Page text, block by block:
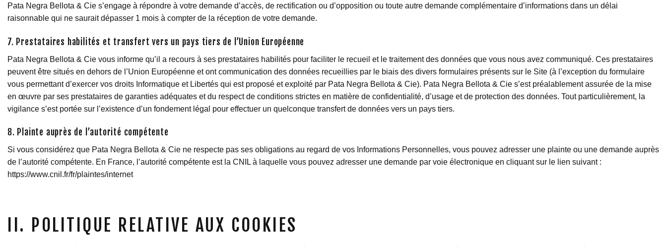
Pata Negra Bellota & Cie s’engage à répondre à votre demande d’accès, de rectification ou d’opposition ou toute autre demande complémentaire d’informations dans un délai
raisonnable qui ne saurait dépasser 1 mois à compter de la réception de votre demande.
7. Prestataires habilités et transfert vers un pays tiers de l’Union Européenne
Pata Negra Bellota & Cie vous informe qu’il a recours à ses prestataires habilités pour faciliter le recueil et le traitement des données que vous nous avez communiqué. Ces prestataires
peuvent être situés en dehors de l’Union Européenne et ont communication des données recueillies par le biais des divers formulaires présents sur le Site (à l’exception du formulaire
vous permettant d’exercer vos droits Informatique et Libertés qui est proposé et exploité par Pata Negra Bellota & Cie). Pata Negra Bellota & Cie s’est préalablement assurée de la mise
en œuvre par ses prestataires de garanties adéquates et du respect de conditions strictes en matière de confidentialité, d’usage et de protection des données. Tout particulièrement, la
vigilance s’est portée sur l’existence d’un fondement légal pour effectuer un quelconque transfert de données vers un pays tiers.
8. Plainte auprès de l’autorité compétente
Si vous considérez que Pata Negra Bellota & Cie ne respecte pas ses obligations au regard de vos Informations Personnelles, vous pouvez adresser une plainte ou une demande auprès
de l’autorité compétente. En France, l’autorité compétente est la CNIL à laquelle vous pouvez adresser une demande par voie électronique en cliquant sur le lien suivant :
https://www.cnil.fr/fr/plaintes/internet
II. POLITIQUE RELATIVE AUX COOKIES